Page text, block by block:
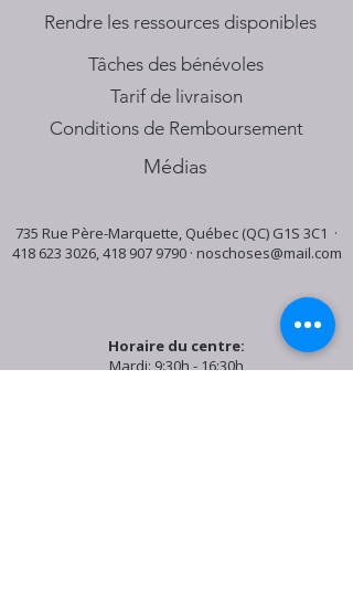
​Rendre les ressources disponibles
Tâches des bénévoles
Tarif de livraison
Conditions de Remboursement
Médias
735 Rue Père-Marquette, Québec (QC) G1S 3C1 ·
418 623 3026,418 907 9790· noschoses@mail.com
Horaire du centre:
Mardi: 9:30h - 16:30h